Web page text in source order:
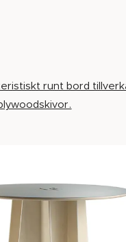
runt bord